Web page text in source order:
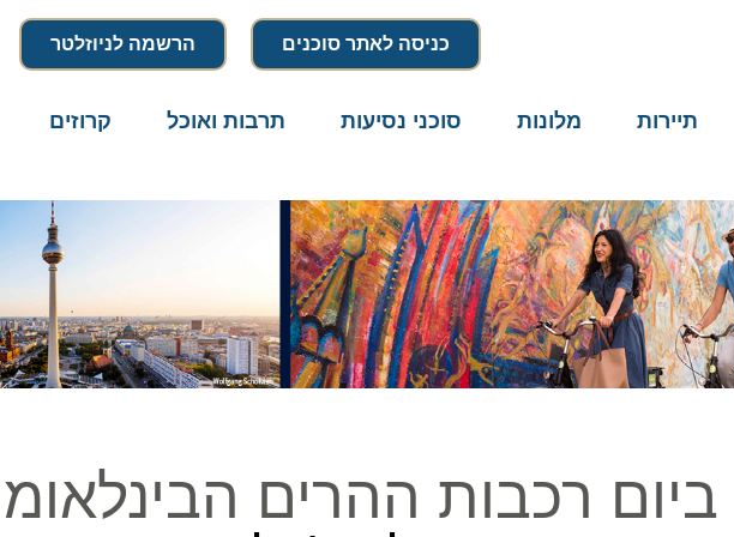
כניסה לאתר סוכנים הרשמה לניוזלטר
תיירות מלונות סוכני נסיעות תרבות ואוכל קרוזים
רכבות ההרים הבינלאומי